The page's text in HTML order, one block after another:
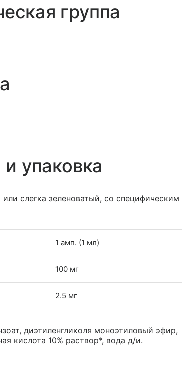
группа
упаковка
слегка зеленоватый, со специфическим
1 амп. (1 мл)
100 мг
2.5 мг
диэтиленгликоля моноэтиловый эфир,
кислота 10% раствор*, вода д/и.